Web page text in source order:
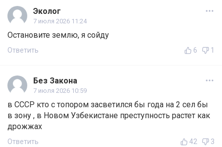
Эколог
7 июля 2026 11:24
Остановите землю, я сойду
Ответить 6 1
Без Закона
7 июля 2026 10:59
в СССР кто с топором засветился бы года на 2 сел бы
в зону , в Новом Узбекистане преступность растет как
дрожжах
Ответить 42 3